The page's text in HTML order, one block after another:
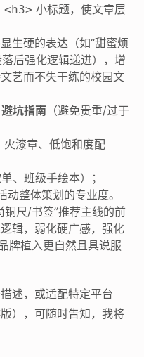
<h3> 小标题，使文章层
生硬的表达（如“甜蜜烦
后强化逻辑递进），增
艺而不失干练的校园文
避坑指南 （避免贵重/过于
火漆章、低饱和度配
、班级手绘本）；
动整体策划的专业度。
铜尺/书签”推荐主线的前
辑，弱化硬广感，强化
牌植入更自然且具说服
述，或适配特定平台
），可随时告知，我将